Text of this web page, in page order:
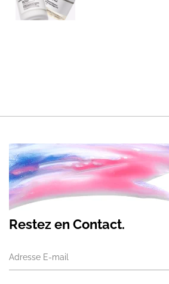
Restez en Contact.
Adresse E-mail